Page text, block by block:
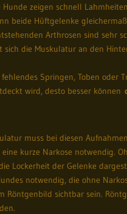
zeigen schnell
beide Hüftgelenke
Arthrosen sind sehr
die Muskulatur an den
Springen, Toben oder
wird, desto besser können
muss bei diesen
kurze Narkose notwendig.
Lockerheit der Gelenke
notwendig, die ohne
sichtbar sein.